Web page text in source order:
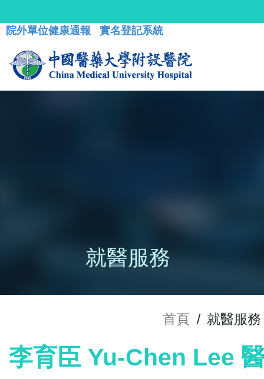
院外單位健康通報 實名登記系統
就醫服務
首頁 / 就醫服務
李育臣 Yu-Chen Lee